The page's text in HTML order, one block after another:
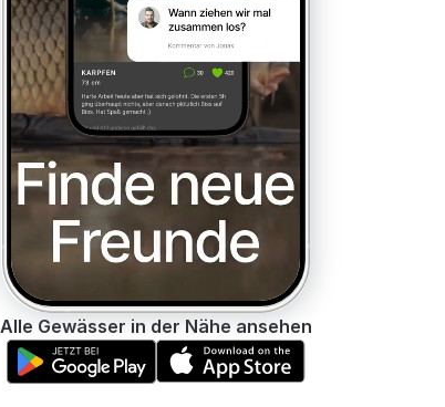
Alle Gewässer in der Nähe ansehen